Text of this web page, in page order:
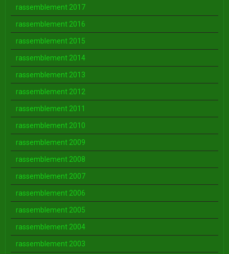
rassemblement 2017
rassemblement 2016
rassemblement 2015
rassemblement 2014
rassemblement 2013
rassemblement 2012
rassemblement 2011
rassemblement 2010
rassemblement 2009
rassemblement 2008
rassemblement 2007
rassemblement 2006
rassemblement 2005
rassemblement 2004
rassemblement 2003